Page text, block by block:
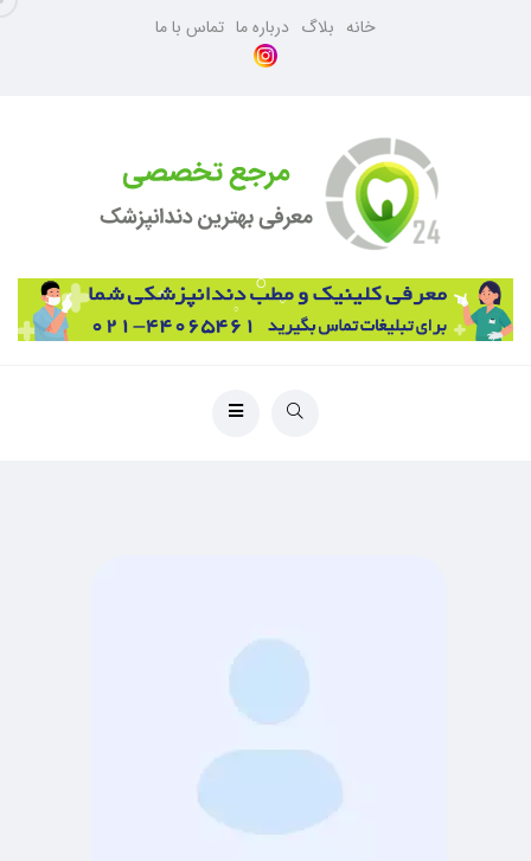
خانه بلاگ درباره ما تماس با ما